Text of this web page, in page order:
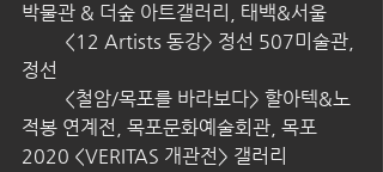
박물관 & 더숲 아트갤러리, 태백&서울
<12 Artists 동강> 정선 507미술관,
정선
<철암/목포를 바라보다> 할아텍&노
적봉 연계전, 목포문화예술회관, 목포
2020 <VERITAS 개관전> 갤러리